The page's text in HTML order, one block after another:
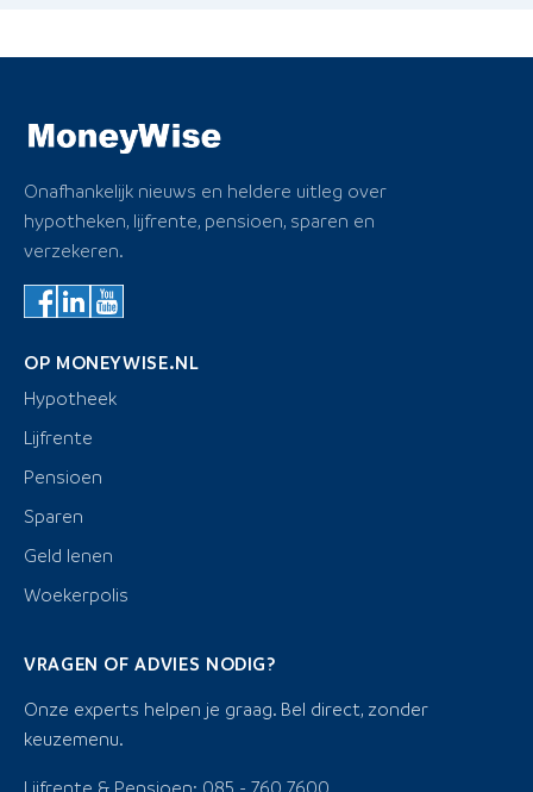
Onafhankelijk nieuws en heldere uitleg over
hypotheken, lijfrente, pensioen, sparen en
verzekeren.
OP MONEYWISE.NL
Hypotheek
Lijfrente
Pensioen
Sparen
Geld lenen
Woekerpolis
VRAGEN OF ADVIES NODIG?
Onze experts helpen je graag. Bel direct, zonder
keuzemenu.
Lijfrente & Pensioen: 085 - 760 7600